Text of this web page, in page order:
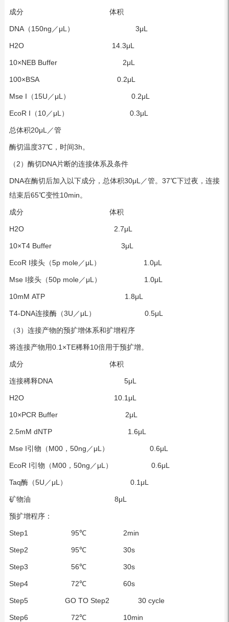
成分 体积
DNA（150ng／μL） 3μL
H2O 14.3μL
10×NEB Buffer 2μL
100×BSA 0.2μL
Mse I（15U／μL） 0.2μL
EcoR I（10／μL） 0.3μL
总体积20μL／管
酶切温度37℃，时间3h。
（2）酶切DNA片断的连接体系及条件
DNA在酶切后加入以下成分，总体积30μL／管。37℃下过夜，连接
结束后65℃变性10min。
成分 体积
H2O 2.7μL
10×T4 Buffer 3μL
EcoR I接头（5p mole／μL） 1.0μL
Mse I接头（50p mole／μL） 1.0μL
10mM ATP 1.8μL
T4-DNA连接酶（3U／μL） 0.5μL
（3）连接产物的预扩增体系和扩增程序
将连接产物用0.1×TE稀释10倍用于预扩增。
成分 体积
连接稀释DNA 5μL
H2O 10.1μL
10×PCR Buffer 2μL
2.5mM dNTP 1.6μL
Mse I引物（M00，50ng／μL） 0.6μL
EcoR I引物（M00，50ng／μL） 0.6μL
Taq酶（5U／μL） 0.1μL
矿物油 8μL
预扩增程序：
Step1 95℃ 2min
Step2 95℃ 30s
Step3 56℃ 30s
Step4 72℃ 60s
Step5 GO TO Step2 30 cycle
Step6 72℃ 10min